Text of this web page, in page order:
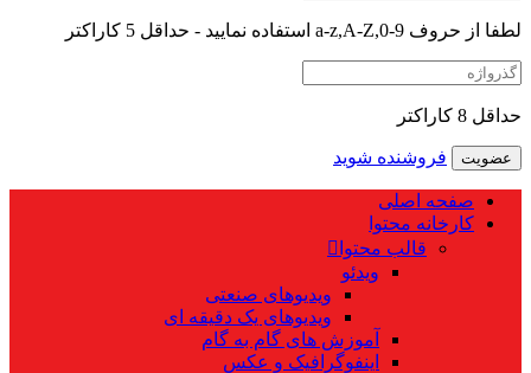
لطفا از حروف a-z,A-Z,0-9 استفاده نمایید - حداقل 5 کاراکتر
حداقل 8 کاراکتر
فروشنده شوید
صفحه اصلی
کارخانه محتوا
قالب محتوا
ویدئو
ویدیوهای صنعتی
ویدیوهای یک دقیقه ای
آموزش های گام به گام
اینفوگرافیک و عکس